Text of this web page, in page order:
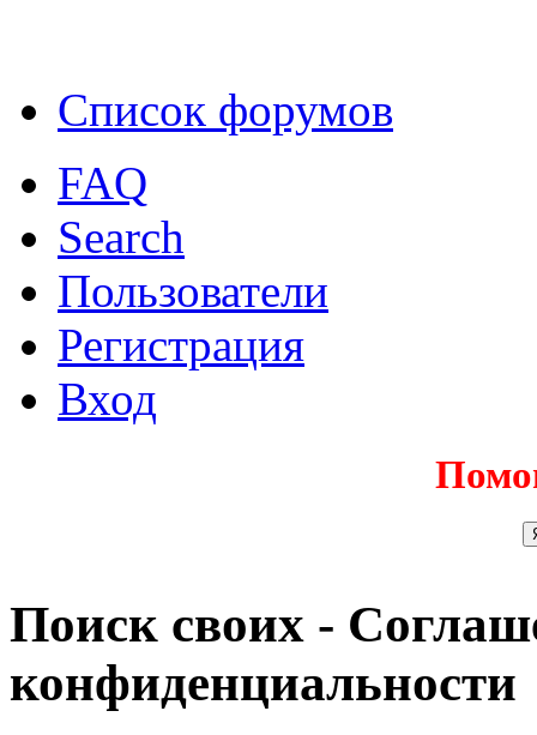
Список форумов
FAQ
Search
Пользователи
Регистрация
Вход
Поиск своих -
конфиденциальности